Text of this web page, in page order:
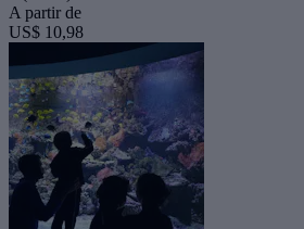
A partir de
US$ 10,98